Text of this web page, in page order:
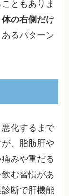
ともありま
の右側だけ
るパターン
化するまで
、脂肪肝や
みや重だる
む習慣があ
断で肝機能